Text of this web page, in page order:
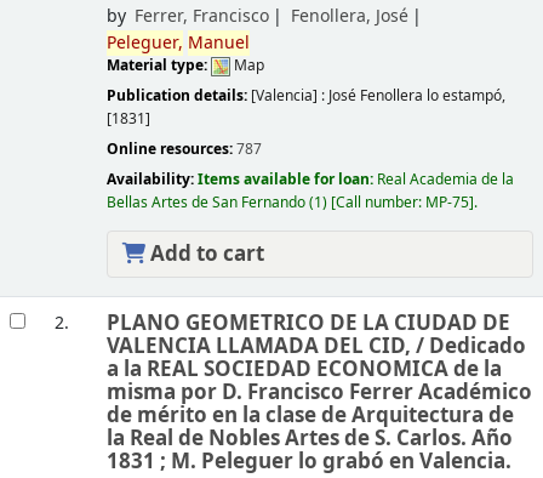
by Ferrer, Francisco
Fenollera, José
Peleguer, Manuel
Material type:
Map
Publication details: [Valencia] : José Fenollera lo estampó,
[1831]
Online resources:787
Availability:Items available for loan: Real Academia de la
Bellas Artes de San Fernando(1) Call number: MP-75 .
Add to cart
2. PLANO GEOMETRICO DE LA CIUDAD DE
VALENCIA LLAMADA DEL CID, / Dedicado
a la REAL SOCIEDAD ECONOMICA de la
misma por D. Francisco Ferrer Académico
de mérito en la clase de Arquitectura de
la Real de Nobles Artes de S. Carlos. Año
1831 ; M. Peleguer lo grabó en Valencia.